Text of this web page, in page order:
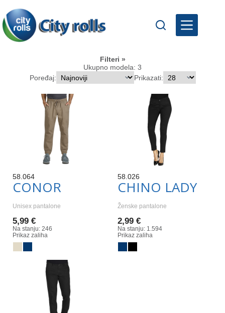
content
Filteri
Ukupno modela: 3
Poređaj:
Prikazati:
58.064
CONOR
Unisex pantalone
5,99 €
Na stanju: 246
Prikaz zaliha
58.026
CHINO LADY
Ženske pantalone
2,99 €
Na stanju: 1.594
Prikaz zaliha